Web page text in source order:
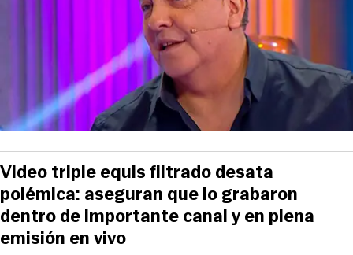
Video triple equis filtrado desata
polémica: aseguran que lo grabaron
dentro de importante canal y en plena
emisión en vivo